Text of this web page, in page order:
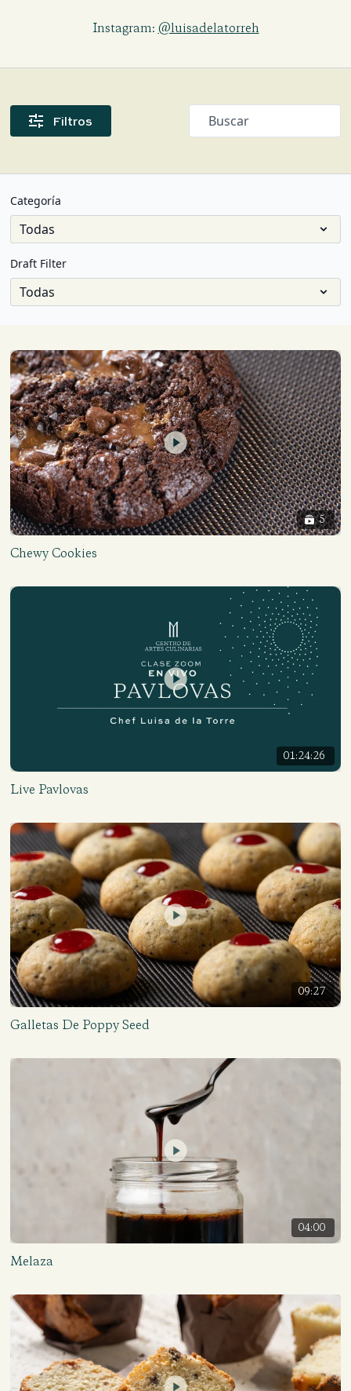
Instagram: @luisadelatorreh
Filtros
Categoría
Draft Filter
5
Chewy Cookies
01:24:26
Live Pavlovas
09:27
Galletas De Poppy Seed
04:00
Melaza